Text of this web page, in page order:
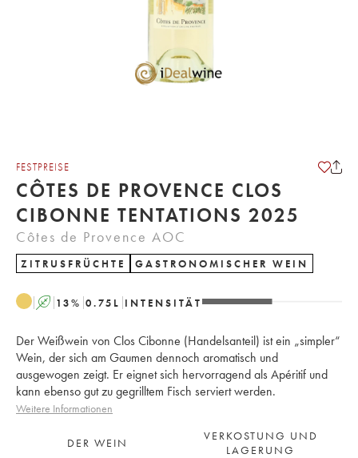
FESTPREISE
CÔTES DE PROVENCE CLOS
CIBONNE TENTATIONS 2025
Côtes de Provence AOC
ZITRUSFRÜCHTE GASTRONOMISCHER WEIN
A 13% 0.75 L INTENSITÄT
Der Weißwein von Clos Cibonne (Handelsanteil) ist ein „simpler“
Wein, der sich am Gaumen dennoch aromatisch und
ausgewogen zeigt. Er eignet sich hervorragend als Apéritif und
kann ebenso gut zu gegrilltem Fisch serviert werden.
Weitere Informationen
DER WEIN
VERKOSTUNG UND
LAGERUNG